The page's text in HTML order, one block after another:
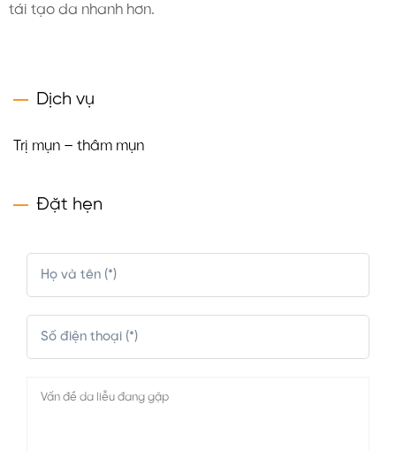
tái tạo da nhanh hơn.
Dịch vụ
Trị mụn – thâm mụn
Đặt hẹn